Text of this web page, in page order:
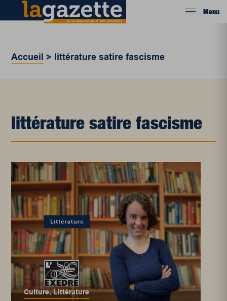
Menu
Accueil > littérature satire fascisme
littérature satire fascisme
Culture,Littérature